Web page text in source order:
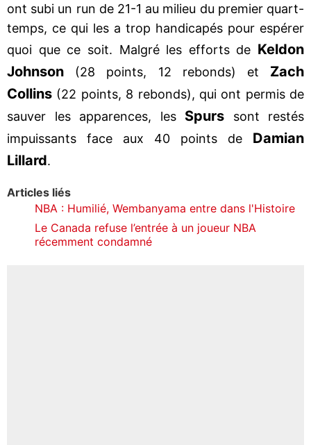
ont subi un run de 21-1 au milieu du premier quart-
temps, ce qui les a trop handicapés pour espérer
quoi que ce soit. Malgré les efforts de Keldon
Johnson (28 points, 12 rebonds) et Zach
Collins (22 points, 8 rebonds), qui ont permis de
sauver les apparences, lesSpurs sont restés
impuissants face aux 40 points de Damian
Lillard.
Articles liés
NBA : Humilié, Wembanyama entre dans l'Histoire
Le Canada refuse l’entrée à un joueur NBA
récemment condamné